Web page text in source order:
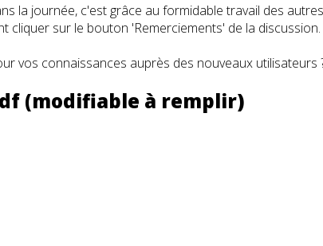
la journée, c'est grâce au formidable travail des
cliquer sur le bouton 'Remerciements' de la discussion.
vos connaissances auprès des nouveaux utilisateurs
(modifiable à remplir)